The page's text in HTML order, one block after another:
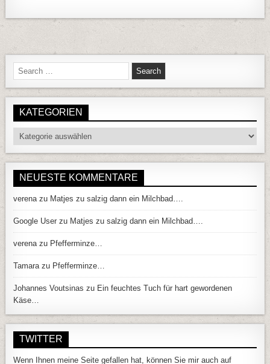
Search for:
KATEGORIEN
Kategorien
NEUESTE KOMMENTARE
verenazu Matjes zu salzig dann ein Milchbad….
Google User zu Matjes zu salzig dann ein Milchbad….
verenazu Pfefferminze…
Tamarazu Pfefferminze…
Johannes Voutsinas zu Ein feuchtes Tuch für hart gewordenen
Käse…
TWITTER
Wenn Ihnen meine Seite gefallen hat, können Sie mir auch auf